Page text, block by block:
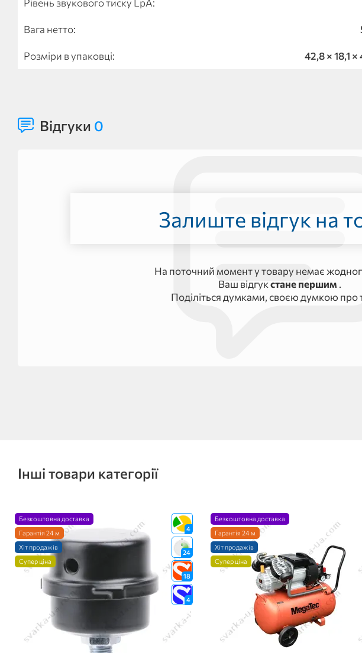
Рівень звукового тиску LpA:
Вага нетто:
Розміри в упаковці: 42,8 × 18,1 ×
Відгуки 0
Залиште відгук на
На поточний момент у товару немає
Ваш відгукстане першим .
Поділіться думками, своєю думкою про
Інші товари категорії
4
24
18
4
Безкоштовна доставка
Гарантія 24 м
Хіт продажів
Супер ціна
Безкоштовна доставка
Гарантія 24 м
Хіт продажів
Супер ціна